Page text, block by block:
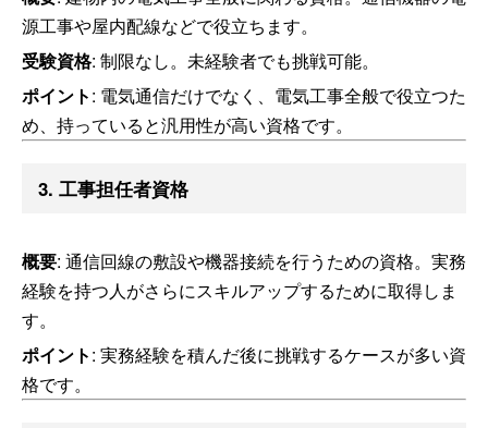
源工事や屋内配線などで役立ちます。
受験資格: 制限なし。未経験者でも挑戦可能。
ポイント: 電気通信だけでなく、電気工事全般で役立つた
め、持っていると汎用性が高い資格です。
3. 工事担任者資格
概要: 通信回線の敷設や機器接続を行うための資格。実務
経験を持つ人がさらにスキルアップするために取得しま
す。
ポイント: 実務経験を積んだ後に挑戦するケースが多い資
格です。